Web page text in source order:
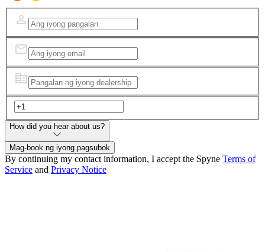
How did you hear about us?
Mag-book ng iyong pagsubok
By continuing my contact information, I accept the Spyne Terms of
Service and Privacy Notice